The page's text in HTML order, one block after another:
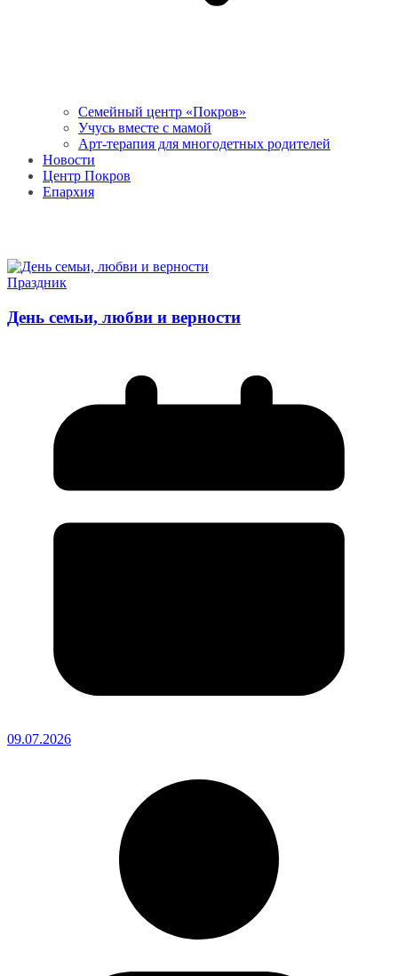
Семейный центр «Покров»
Учусь вместе с мамой
Арт-терапия для многодетных родителей
Новости
Центр Покров
Епархия
Праздник
День семьи, любви и верности
09.07.2026